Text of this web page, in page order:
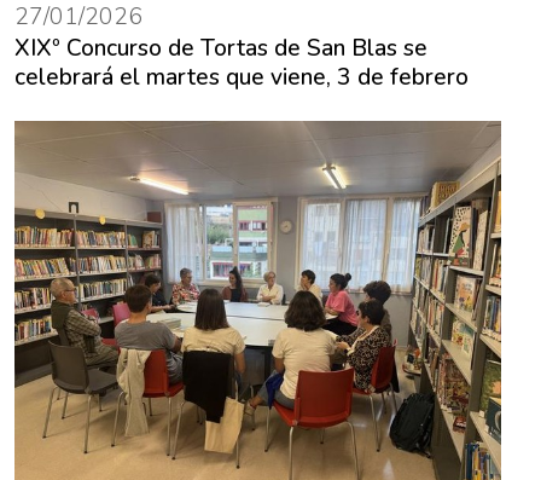
27/01/2026
XIXº Concurso de Tortas de San Blas se
celebrará el martes que viene, 3 de febrero